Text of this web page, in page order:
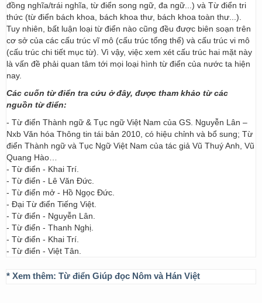
đồng nghĩa/trái nghĩa, từ điển song ngữ, đa ngữ...) và Từ điển tri
thức (từ điển bách khoa, bách khoa thư, bách khoa toàn thư...).
Tuy nhiên, bất luận loại từ điển nào cũng đều được biên soạn trên
cơ sở của các cấu trúc vĩ mô (cấu trúc tổng thể) và cấu trúc vi mô
(cấu trúc chi tiết mục từ). Vì vậy, việc xem xét cấu trúc hai mặt này
là vấn đề phải quan tâm tới mọi loại hình từ điển của nước ta hiện
nay.
Các cuốn từ điển tra cứu ở đây, được tham khảo từ các
nguồn từ điển:
- Từ điển Thành ngữ & Tục ngữ Việt Nam của GS. Nguyễn Lân –
Nxb Văn hóa Thông tin tái bản 2010, có hiệu chỉnh và bổ sung; Từ
điển Thành ngữ và Tục Ngữ Việt Nam của tác giả Vũ Thuý Anh, Vũ
Quang Hào…
- Từ điển - Khai Trí.
- Từ điển - Lê Văn Đức.
- Từ điển mở - Hồ Ngọc Đức.
- Đại Từ điển Tiếng Việt.
- Từ điển - Nguyễn Lân.
- Từ điển - Thanh Nghị.
- Từ điển - Khai Trí.
- Từ điển - Việt Tân.
* Xem thêm: Từ điển Giúp đọc Nôm và Hán Việt